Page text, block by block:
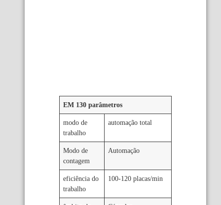
EM 130 parâmetros
modo de
trabalho
automação total
Modo de
contagem
Automação
eficiência do
trabalho
100-120 placas/min